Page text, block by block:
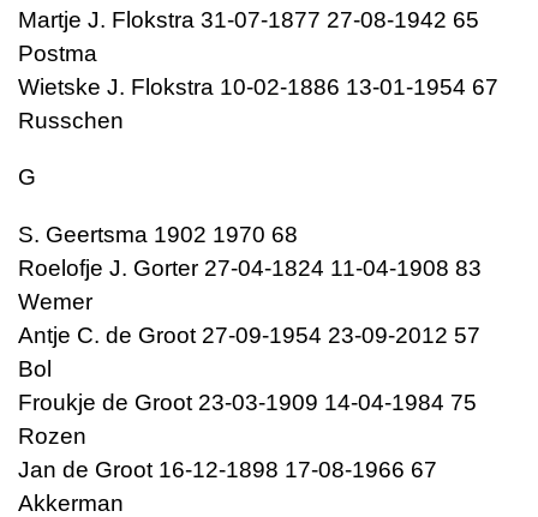
Martje J. Flokstra 31-07-1877 27-08-1942 65
Postma
Wietske J. Flokstra 10-02-1886 13-01-1954 67
Russchen
G
S. Geertsma 1902 1970 68
Roelofje J. Gorter 27-04-1824 11-04-1908 83
Wemer
Antje C. de Groot 27-09-1954 23-09-2012 57
Bol
Froukje de Groot 23-03-1909 14-04-1984 75
Rozen
Jan de Groot 16-12-1898 17-08-1966 67
Akkerman